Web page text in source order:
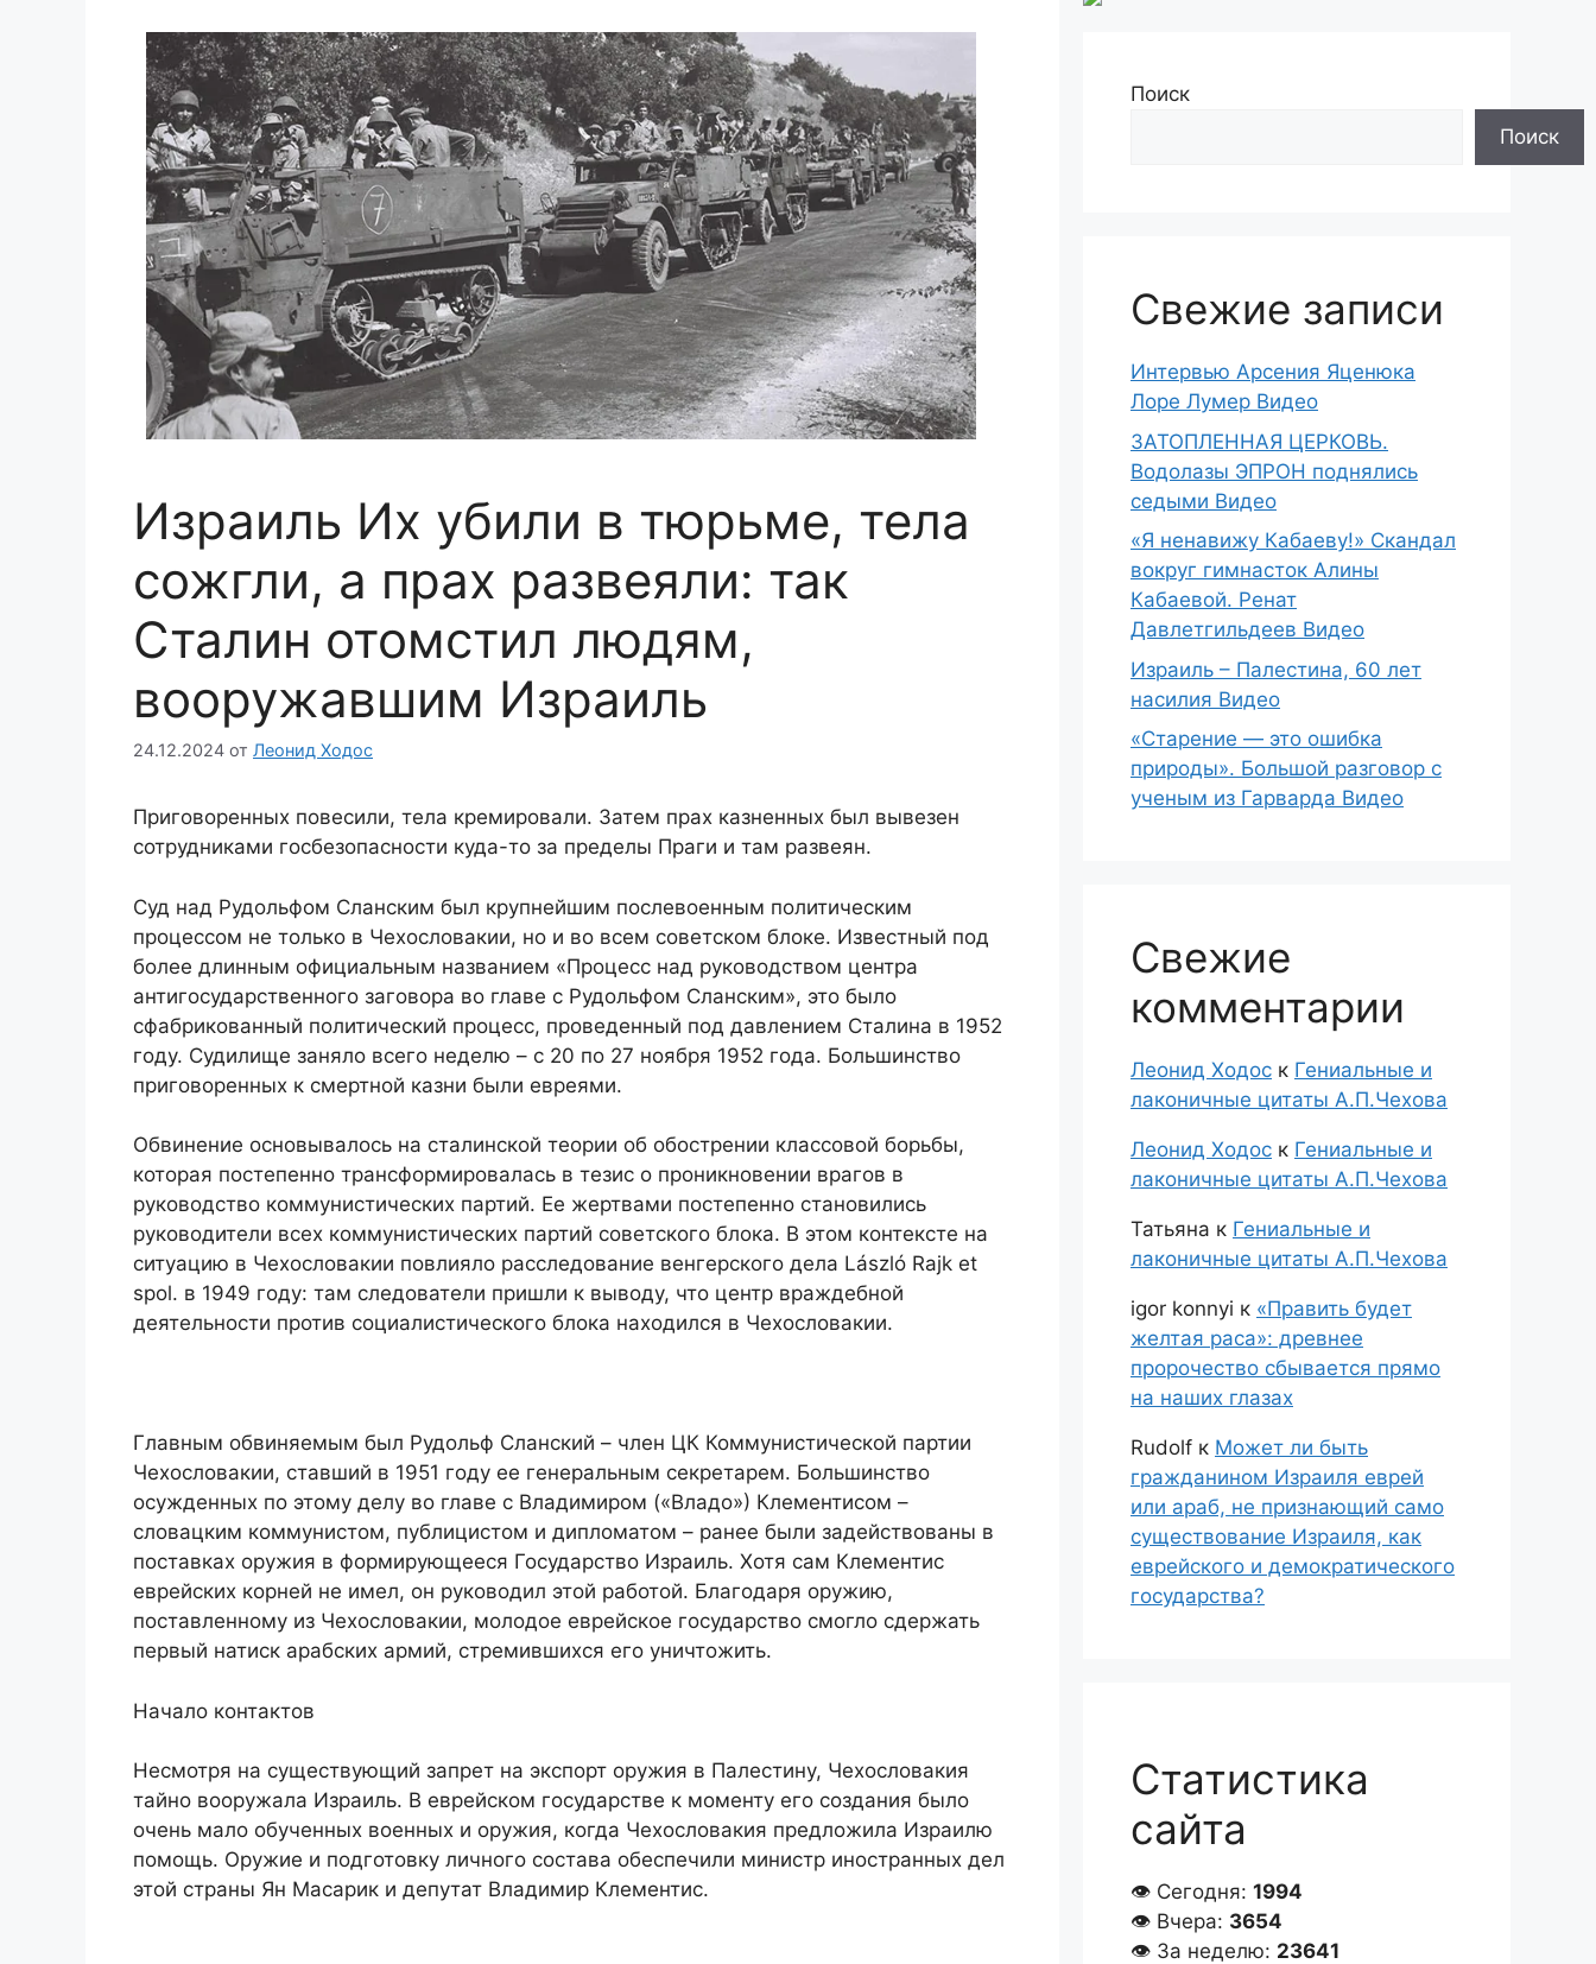
Израиль Их убили в тюрьме, тела
сожгли, а прах развеяли: так
Сталин отомстил людям,
вооружавшим Израиль
24.12.2024 от Леонид Ходос
Приговоренных повесили, тела кремировали. Затем прах казненных был вывезен
сотрудниками госбезопасности куда-то за пределы Праги и там развеян.
Суд над Рудольфом Сланским был крупнейшим послевоенным политическим
процессом не только в Чехословакии, но и во всем советском блоке. Известный под
более длинным официальным названием «Процесс над руководством центра
антигосударственного заговора во главе с Рудольфом Сланским», это было
сфабрикованный политический процесс, проведенный под давлением Сталина в 1952
году. Судилище заняло всего неделю – с 20 по 27 ноября 1952 года. Большинство
приговоренных к смертной казни были евреями.
Обвинение основывалось на сталинской теории об обострении классовой борьбы,
которая постепенно трансформировалась в тезис о проникновении врагов в
руководство коммунистических партий. Ее жертвами постепенно становились
руководители всех коммунистических партий советского блока. В этом контексте на
ситуацию в Чехословакии повлияло расследование венгерского дела László Rajk et
spol. в 1949 году: там следователи пришли к выводу, что центр враждебной
деятельности против социалистического блока находился в Чехословакии.
Главным обвиняемым был Рудольф Сланский – член ЦК Коммунистической партии
Чехословакии, ставший в 1951 году ее генеральным секретарем. Большинство
осужденных по этому делу во главе с Владимиром («Владо») Клементисом –
словацким коммунистом, публицистом и дипломатом – ранее были задействованы в
поставках оружия в формирующееся Государство Израиль. Хотя сам Клементис
еврейских корней не имел, он руководил этой работой. Благодаря оружию,
поставленному из Чехословакии, молодое еврейское государство смогло сдержать
первый натиск арабских армий, стремившихся его уничтожить.
Начало контактов
Несмотря на существующий запрет на экспорт оружия в Палестину, Чехословакия
тайно вооружала Израиль. В еврейском государстве к моменту его создания было
очень мало обученных военных и оружия, когда Чехословакия предложила Израилю
помощь. Оружие и подготовку личного состава обеспечили министр иностранных дел
этой страны Ян Масарик и депутат Владимир Клементис.
Поиск
Поиск
Свежие записи
Интервью Арсения Яценюка
Лоре Лумер Видео
ЗАТОПЛЕННАЯ ЦЕРКОВЬ.
Водолазы ЭПРОН поднялись
седыми Видео
«Я ненавижу Кабаеву!» Скандал
вокруг гимнасток Алины
Кабаевой. Ренат
Давлетгильдеев Видео
Израиль – Палестина, 60 лет
насилия Видео
«Старение — это ошибка
природы». Большой разговор с
ученым из Гарварда Видео
Свежие
комментарии
Леонид Ходос к Гениальные и
лаконичные цитаты А.П.Чехова
Леонид Ходос к Гениальные и
лаконичные цитаты А.П.Чехова
Татьяна к Гениальные и
лаконичные цитаты А.П.Чехова
igor konnyi к «Править будет
желтая раса»: древнее
пророчество сбывается прямо
на наших глазах
Rudolf к Может ли быть
гражданином Израиля еврей
или араб, не признающий само
существование Израиля, как
еврейского и демократического
государства?
Статистика
сайта
👁 Сегодня: 1994
👁 Вчера: 3654
👁 За неделю: 23641